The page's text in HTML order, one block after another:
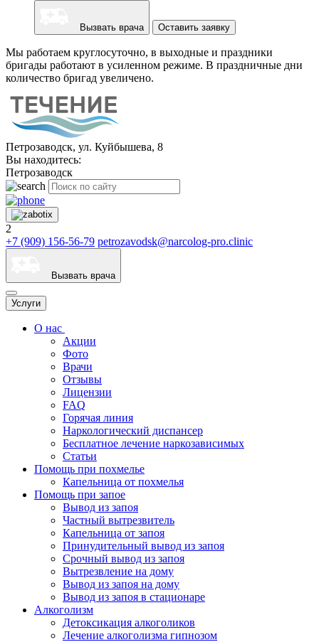
Вызвать врача Оставить заявку
Мы работаем круглосуточно, в выходные и праздники
бригады работают в усиленном режиме. В праздничные дни
количество бригад увеличено.
Петрозаводск, ул. Куйбышева, 8
Вы находитесь:
Петрозаводск
2
+7 (909) 156-56-79 petrozavodsk@narcolog-pro.clinic
Вызвать врача
Услуги
О нас
Акции
Фото
Врачи
Отзывы
Лицензии
FAQ
Горячая линия
Наркологический диспансер
Бесплатное лечение наркозависимых
Статьи
Помощь при похмелье
Капельница от похмелья
Помощь при запое
Вывод из запоя
Частный вытрезвитель
Капельница от запоя
Принудительный вывод из запоя
Срочный вывод из запоя
Вытрезвление на дому
Вывод из запоя на дому
Вывод из запоя в стационаре
Алкоголизм
Детоксикация алкоголиков
Лечение алкоголизма гипнозом